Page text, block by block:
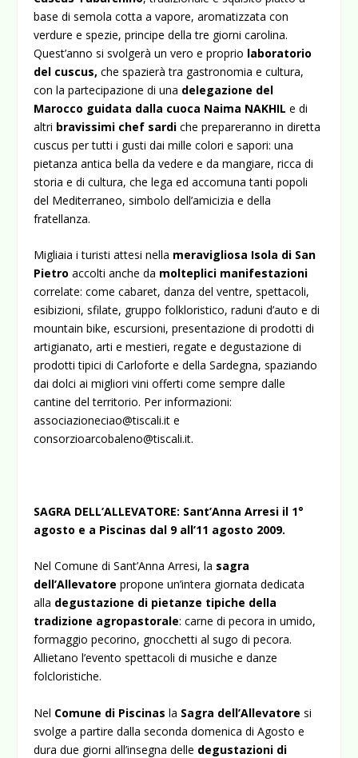
base di semola cotta a vapore, aromatizzata con
verdure e spezie, principe della tre giorni carolina.
Quest’anno si svolgerà un vero e proprio laboratorio
del cuscus, che spazierà tra gastronomia e cultura,
con la partecipazione di una delegazione del
Marocco guidata dalla cuoca Naima NAKHIL e di
altri bravissimi chef sardi che prepareranno in diretta
cuscus per tutti i gusti dai mille colori e sapori: una
pietanza antica bella da vedere e da mangiare, ricca di
storia e di cultura, che lega ed accomuna tanti popoli
del Mediterraneo, simbolo dell’amicizia e della
fratellanza.
Migliaia i turisti attesi nella meravigliosa Isola di San
Pietro accolti anche da molteplici manifestazioni
correlate: come cabaret, danza del ventre, spettacoli,
esibizioni, sfilate, gruppo folkloristico, raduni d’auto e di
mountain bike, escursioni, presentazione di prodotti di
artigianato, arti e mestieri, regate e degustazione di
prodotti tipici di Carloforte e della Sardegna, spaziando
dai dolci ai migliori vini offerti come sempre dalle
cantine del territorio. Per informazioni:
associazioneciao@tiscali.it e
consorzioarcobaleno@tiscali.it.
SAGRA DELL’ALLEVATORE: Sant’Anna Arresi il 1°
agosto e a Piscinas dal 9 all’11 agosto 2009.
Nel Comune di Sant’Anna Arresi, la sagra
dell’Allevatore propone un’intera giornata dedicata
alla degustazione di pietanze tipiche della
tradizione agropastorale: carne di pecora in umido,
formaggio pecorino, gnocchetti al sugo di pecora.
Allietano l’evento spettacoli di musiche e danze
folcloristiche.
Nel Comune di Piscinas la Sagra dell’Allevatore si
svolge a partire dalla seconda domenica di Agosto e
dura due giorni all’insegna delle degustazioni di